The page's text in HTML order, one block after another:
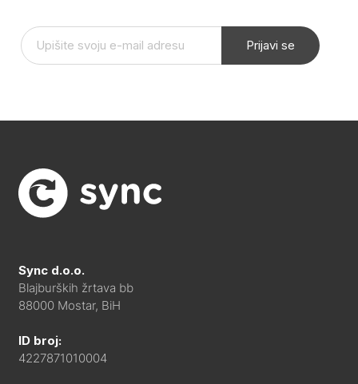
Prijavi se
Sync d.o.o.
Blajburških žrtava bb
88000 Mostar, BiH
ID broj:
4227871010004